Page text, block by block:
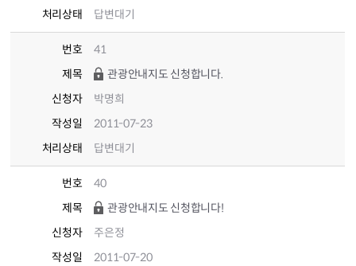
처리상태
답변대기
번호
41
제목
관광안내지도 신청합니다.
신청자
박명희
작성일
2011-07-23
처리상태
답변대기
번호
40
제목
관광안내지도 신청합니다!
신청자
주은정
작성일
2011-07-20